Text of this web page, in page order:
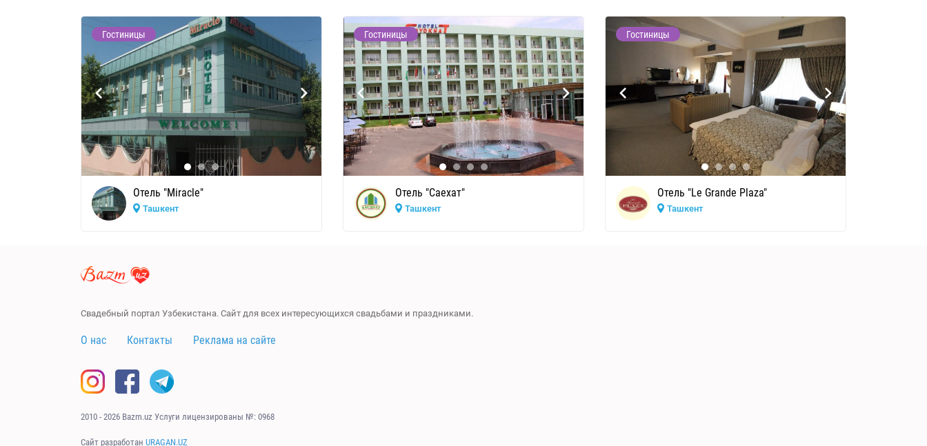
Гостиницы
Отель "Miracle"
Ташкент
Гостиницы
Отель "Саехат"
Ташкент
Гостиницы
Отель "Le Grande Plaza"
Ташкент
Свадебный портал Узбекистана. Сайт для всех интересующихся свадьбами и праздниками.
О нас Контакты Реклама на сайте
2010 - 2026 Bazm.uz Услуги лицензированы №: 0968
Сайт разработан URAGAN.UZ